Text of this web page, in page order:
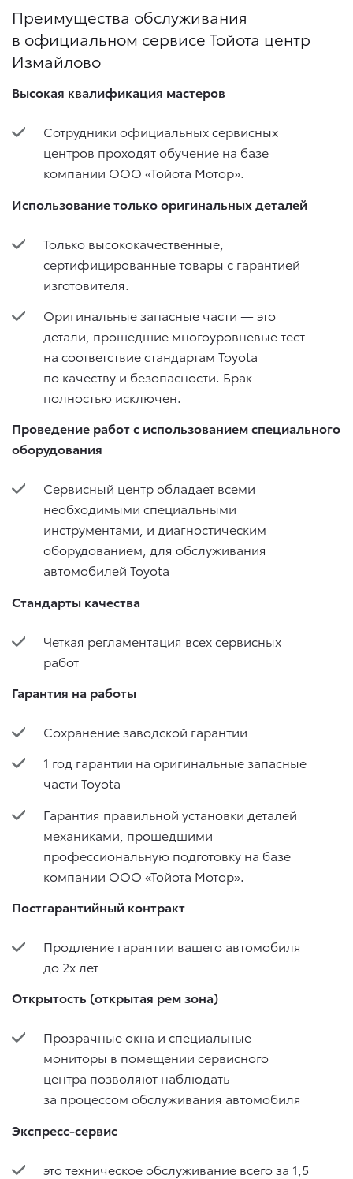
Преимущества обслуживания
в официальном сервисе Тойота центр
Измайлово
Высокая квалификация мастеров
Сотрудники официальных сервисных
центров проходят обучение на базе
компании ООО «Тойота Мотор».
Использование только оригинальных деталей
Только высококачественные,
сертифицированные товары с гарантией
изготовителя.
Оригинальные запасные части — это
детали, прошедшие многоуровневые тест
на соответствие стандартам Toyota
по качеству и безопасности. Брак
полностью исключен.
Проведение работ с использованием специального
оборудования
Сервисный центр обладает всеми
необходимыми специальными
инструментами, и диагностическим
оборудованием, для обслуживания
автомобилей Toyota
Стандарты качества
Четкая регламентация всех сервисных
работ
Гарантия на работы
Сохранение заводской гарантии
1 год гарантии на оригинальные запасные
части Toyota
Гарантия правильной установки деталей
механиками, прошедшими
профессиональную подготовку на базе
компании ООО «Тойота Мотор».
Постгарантийный контракт
Продление гарантии вашего автомобиля
до 2х лет
Открытость (открытая рем зона)
Прозрачные окна и специальные
мониторы в помещении сервисного
центра позволяют наблюдать
за процессом обслуживания автомобиля
Экспресс-сервис
это техническое обслуживание всего за 1,5